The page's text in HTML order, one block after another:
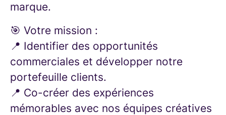
marque.
🎯 Votre mission :
📍 Identifier des opportunités
commerciales et développer notre
portefeuille clients.
📍 Co-créer des expériences
mémorables avec nos équipes créatives